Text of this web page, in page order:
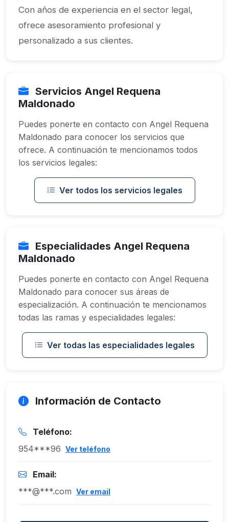
Con años de experiencia en el sector legal,
ofrece asesoramiento profesional y
personalizado a sus clientes.
Servicios Angel Requena
Maldonado
Puedes ponerte en contacto con Angel Requena
Maldonado para conocer los servicios que
ofrece. A continuación te mencionamos todos
los servicios legales:
Ver todos los servicios legales
Especialidades Angel Requena
Maldonado
Puedes ponerte en contacto con Angel Requena
Maldonado para conocer sus áreas de
especialización. A continuación te mencionamos
todas las ramas y especialidades legales:
Ver todas las especialidades legales
Información de Contacto
Teléfono:
954***96 Ver teléfono
Email:
***@***.com Ver email